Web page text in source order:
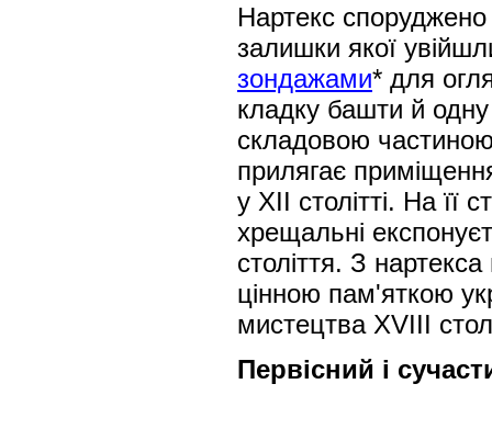
Нартекс споруджено
залишки якої
зондажами* для
кладку башти й одну
складовою
прилягає
у XII столітті. На її
хрещальні
століття. З
цінною пам'яткою
мистецтва XVIII
Первісний і